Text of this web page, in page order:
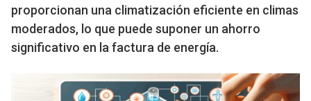
proporcionan una climatización eficiente en climas
moderados, lo que puede suponer un ahorro
significativo en la factura de energía.